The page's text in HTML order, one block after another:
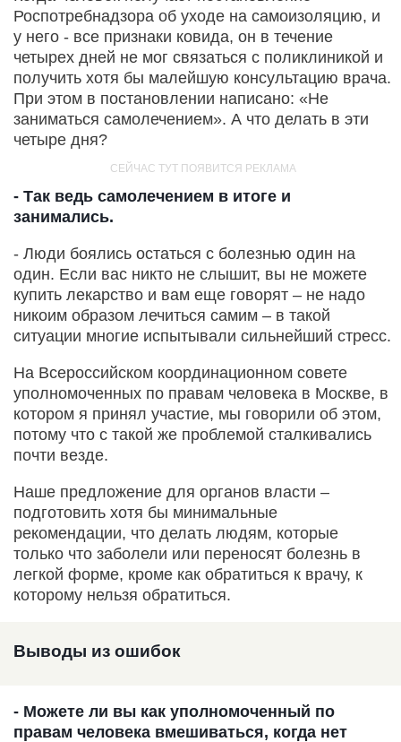
Роспотребнадзора об уходе на самоизоляцию, и
у него - все признаки ковида, он в течение
четырех дней не мог связаться с поликлиникой и
получить хотя бы малейшую консультацию врача.
При этом в постановлении написано: «Не
заниматься самолечением». А что делать в эти
четыре дня?
- Так ведь самолечением в итоге и
занимались.
- Люди боялись остаться с болезнью один на
один. Если вас никто не слышит, вы не можете
купить лекарство и вам еще говорят – не надо
никоим образом лечиться самим – в такой
ситуации многие испытывали сильнейший стресс.
На Всероссийском координационном совете
уполномоченных по правам человека в Москве, в
котором я принял участие, мы говорили об этом,
потому что с такой же проблемой сталкивались
почти везде.
Наше предложение для органов власти –
подготовить хотя бы минимальные
рекомендации, что делать людям, которые
только что заболели или переносят болезнь в
легкой форме, кроме как обратиться к врачу, к
которому нельзя обратиться.
Выводы из ошибок
- Можете ли вы как уполномоченный по
правам человека вмешиваться, когда нет